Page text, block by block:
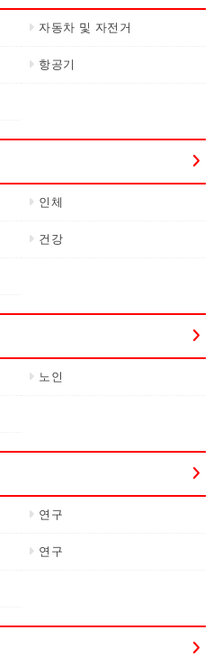
자동차 및 자전거
항공기
인체
건강
노인
연구
연구